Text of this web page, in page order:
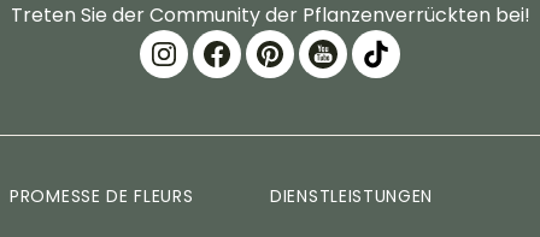
Treten Sie der Community der Pflanzenverrückten bei!
PROMESSE DE FLEURS DIENSTLEISTUNGEN